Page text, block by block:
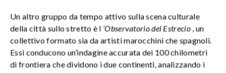
Un altro gruppo da tempo attivo sulla scena culturale
della città sullo stretto è l ’Observatorio del Estrecio , un
collettivo formato sia da artisti marocchini che spagnoli.
Essi conducono un’indagine accurata dei 100 chilometri
di frontiera che dividono i due continenti, analizzando i